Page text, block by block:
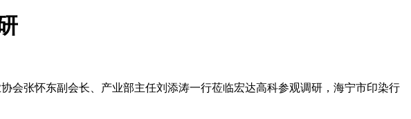
会张怀东副会长、产业部主任刘添涛一行莅临宏达高科参观调研，海宁市印染行